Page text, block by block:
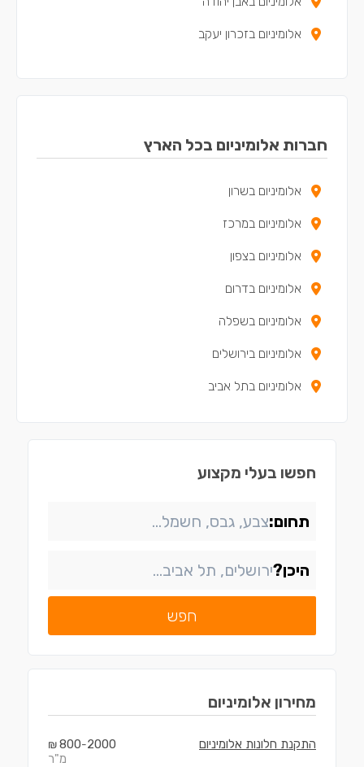
אלומיניום בזכרון יעקב
אלומיניום באריאל
אלומיניום באור עקיבא
אלומיניום בבנימינה-גבעת עדה
אלומיניום בתל מונד
אלומיניום בכוכב יאיר - צור יגאל
אלומיניום באלפי מנשה
אלומיניום בטירה
אלומיניום במעלה עירון
חברות אלומיניום בכל הארץ
אלומיניום בשרון
אלומיניום במרכז
אלומיניום בצפון
אלומיניום בדרום
אלומיניום בשפלה
אלומיניום בירושלים
אלומיניום בתל אביב
חפשו בעלי מקצוע
תחום:
היכן?
חפש
מחירון אלומיניום
התקנת חלונות אלומיניום 800-2000
₪
מ"ר